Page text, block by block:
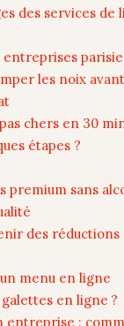
des services de
les noix
chers en 30
étapes ?
premium sans
des réductions
menu en ligne
en ligne ?
entreprise :